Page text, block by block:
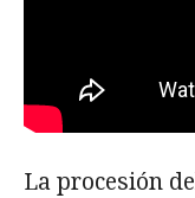
La procesión